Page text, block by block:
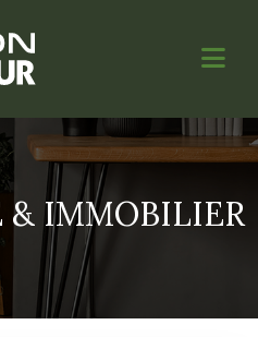
& IMMOBILIER